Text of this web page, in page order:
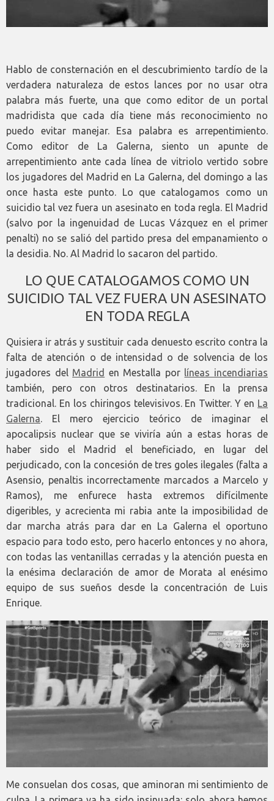
Hablo de consternación en el descubrimiento tardío de la
verdadera naturaleza de estos lances por no usar otra
palabra más fuerte, una que como editor de un portal
madridista que cada día tiene más reconocimiento no
puedo evitar manejar. Esa palabra es arrepentimiento.
Como editor de La Galerna, siento un apunte de
arrepentimiento ante cada línea de vitriolo vertido sobre
los jugadores del Madrid en La Galerna, del domingo a las
once hasta este punto. Lo que catalogamos como un
suicidio tal vez fuera un asesinato en toda regla. El Madrid
(salvo por la ingenuidad de Lucas Vázquez en el primer
penalti) no se salió del partido presa del empanamiento o
la desidia. No. Al Madrid lo sacaron del partido.
LO QUE CATALOGAMOS COMO UN
SUICIDIO TAL VEZ FUERA UN ASESINATO
EN TODA REGLA
Quisiera ir atrás y sustituir cada denuesto escrito contra la
falta de atención o de intensidad o de solvencia de los
jugadores del Madrid en Mestalla por líneas incendiarias
también, pero con otros destinatarios. En la prensa
tradicional. En los chiringos televisivos. En Twitter. Y en La
Galerna. El mero ejercicio teórico de imaginar el
apocalipsis nuclear que se viviría aún a estas horas de
haber sido el Madrid el beneficiado, en lugar del
perjudicado, con la concesión de tres goles ilegales (falta a
Asensio, penaltis incorrectamente marcados a Marcelo y
Ramos), me enfurece hasta extremos difícilmente
digeribles, y acrecienta mi rabia ante la imposibilidad de
dar marcha atrás para dar en La Galerna el oportuno
espacio para todo esto, pero hacerlo entonces y no ahora,
con todas las ventanillas cerradas y la atención puesta en
la enésima declaración de amor de Morata al enésimo
equipo de sus sueños desde la concentración de Luis
Enrique.
Me consuelan dos cosas, que aminoran mi sentimiento de